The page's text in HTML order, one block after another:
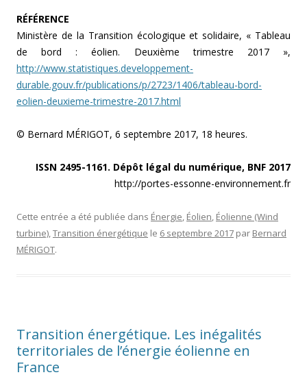
RÉFÉRENCE
Ministère de la Transition écologique et solidaire, « Tableau
de bord : éolien. Deuxième trimestre 2017 »,
http://www.statistiques.developpement-
durable.gouv.fr/publications/p/2723/1406/tableau-bord-
eolien-deuxieme-trimestre-2017.html
© Bernard MÉRIGOT, 6 septembre 2017, 18 heures.
ISSN 2495-1161. Dépôt légal du numérique, BNF 2017
http://portes-essonne-environnement.fr
Cette entrée a été publiée dans Énergie, Éolien, Éolienne (Wind
turbine),Transition énergétique le 6 septembre 2017 par Bernard
MÉRIGOT.
Transition énergétique. Les inégalités
territoriales de l’énergie éolienne en
France